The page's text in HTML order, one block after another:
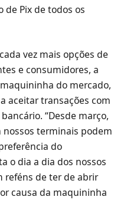
de Pix de todos os
vez mais opções de
e consumidores, a
do mercado,
aceitar transações com
“Desde março,
terminais podem
do
o dia a dia dos nossos
reféns de ter de abrir
causa da maquininha